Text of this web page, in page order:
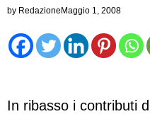
by RedazioneMaggio 1, 2008
In ribasso i contributi